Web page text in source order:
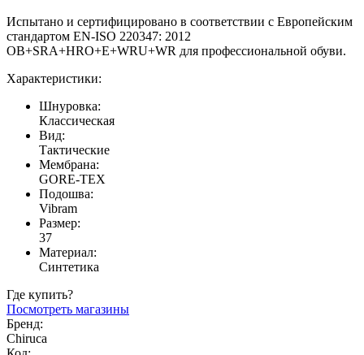
Испытано и сертифицировано в соответствии с Европейским
стандартом EN-ISO 220347: 2012
OB+SRA+HRO+E+WRU+WR для профессиональной обуви.
Характеристики:
Шнуровка:
Классическая
Вид:
Тактические
Мембрана:
GORE-TEX
Подошва:
Vibram
Размер:
37
Материал:
Синтетика
Где купить?
Посмотреть магазины
Бренд:
Chiruca